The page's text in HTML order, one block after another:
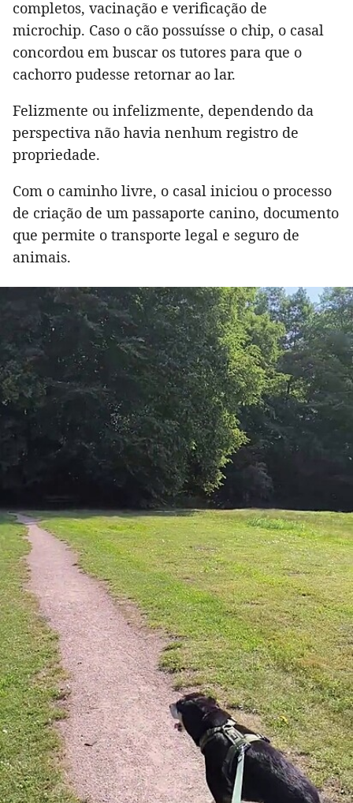
completos, vacinação e verificação de
microchip. Caso o cão possuísse o chip, o casal
concordou em buscar os tutores para que o
cachorro pudesse retornar ao lar.
Felizmente ou infelizmente, dependendo da
perspectiva não havia nenhum registro de
propriedade.
Com o caminho livre, o casal iniciou o processo
de criação de um passaporte canino, documento
que permite o transporte legal e seguro de
animais.